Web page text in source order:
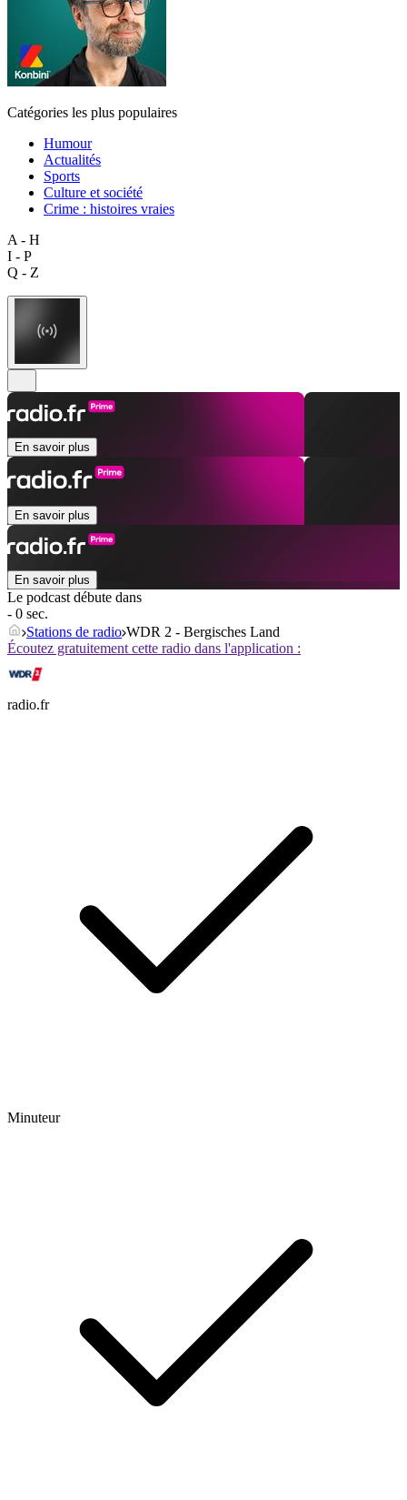
Catégories les plus populaires
Humour
Actualités
Sports
Culture et société
Crime : histoires vraies
A - H
I - P
Q - Z
En savoir plus
En savoir plus
En savoir plus
Le podcast débute dans
- 0 sec.
Stations de radio WDR 2 - Bergisches Land
Écoutez gratuitement cette radio dans l'application :
radio.fr
Minuteur